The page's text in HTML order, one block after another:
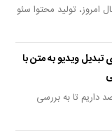
امروز، تولید محتوا سئو
تبدیل ویدیو به متن با
داریم تا به بررسی